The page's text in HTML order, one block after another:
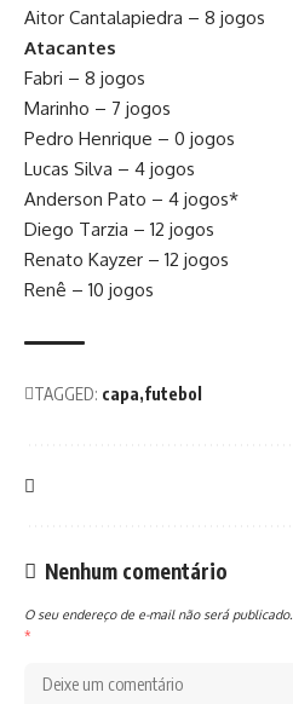
Aitor Cantalapiedra – 8 jogos
Atacantes
Fabri – 8 jogos
Marinho – 7 jogos
Pedro Henrique – 0 jogos
Lucas Silva – 4 jogos
Anderson Pato – 4 jogos*
Diego Tarzia – 12 jogos
Renato Kayzer – 12 jogos
Renê – 10 jogos
TAGGED: capa futebol
Nenhum comentário
O seu endereço de e-mail não será publicado.
*